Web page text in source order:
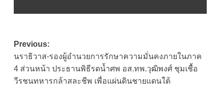
Post
navigation
Previous:
นราธิวาส-รองผู้อำนวยการรักษาความมั่นคงภายในภาค
4 ส่วนหน้า ประธานพิธีรดน้ำศพ อส.ทพ.วุฒิพงศ์ ชุมเชื้อ
วีรชนทหารกล้าสละชีพ เพื่อแผ่นดินชายแดนใต้